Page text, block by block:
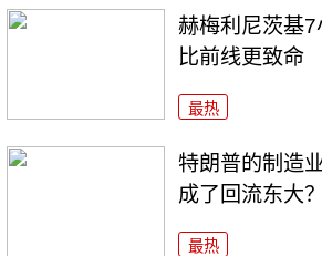
赫梅利尼茨基
比前线更致命
最热
特朗普的制造
成了回流东大？
最热